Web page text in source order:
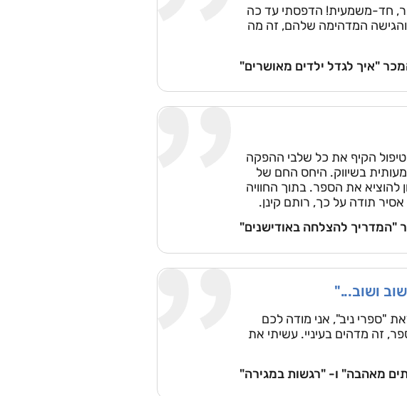
חד-משמעית! הדפסתי עד כה
והגישה המדהימה שלהם, זה מה
"איך לגדל ילדים מאושרים"
הקיף את כל שלבי ההפקה
בשיווק. היחס החם של
להוציא את הספר. בתוך החוויה
תודה על כך, רותם קינן.
"המדריך להצלחה באודישנים"
ושוב..."
"ספרי ניב", אני מודה לכם
זה מדהים בעיניי. עשיתי את
מאהבה" ו- "רגשות במגירה"